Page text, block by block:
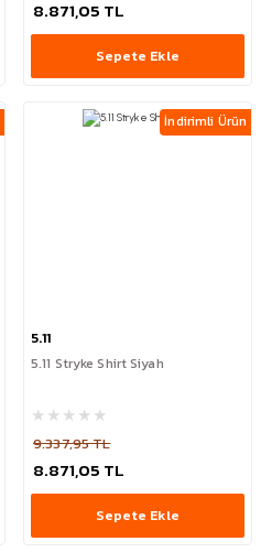
8.871,05 TL
Sepete Ekle
İndirimli Ürün
5.11
5.11 Stryke Shirt Siyah
9.337,95 TL
8.871,05 TL
Sepete Ekle